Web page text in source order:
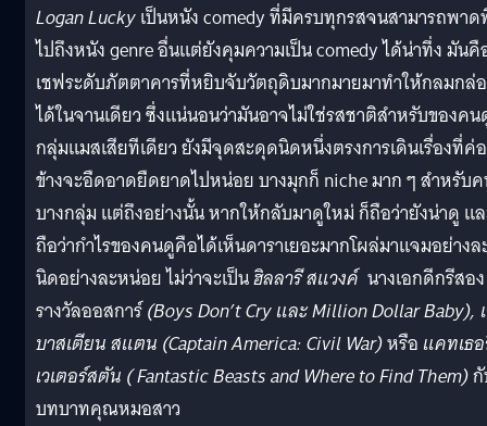
Logan Luckyเป็นหนัง comedy ที่มีครบทุกรสจนสามารถพา
ไปถึงหนัง genre อื่นแต่ยังคุมความเป็น comedy ได้น่าทึ่ง มันคื
เชฟระดับภัตตาคารที่หยิบจับวัตถุดิบมากมายมาทำให้กลมกล่
ได้ในจานเดียว ซึ่งแน่นอนว่ามันอาจไม่ใช่รสชาติสำหรับของค
กลุ่มแมสเสียทีเดียว ยังมีจุดสะดุดนิดหนึ่งตรงการเดินเรื่องที่ค่
ข้างจะอืดอาดยืดยาดไปหน่อย บางมุกก็ niche มาก ๆ สำหรับ
บางกลุ่ม แต่ถึงอย่างนั้น หากให้กลับมาดูใหม่ ก็ถือว่ายังน่าดู แ
ถือว่ากำไรของคนดูคือได้เห็นดาราเยอะมากโผล่มาแจมอย่างล
นิดอย่างละหน่อย ไม่ว่าจะเป็นฮิลลารี สแวงค์ นางเอกดีกรีสอง
รางวัลออสการ์(Boys Don’t Cry และ Million Dollar Baby),
บาสเตียน สแตน (Captain America: Civil War)หรือแคทเธ
เวเตอร์สตัน ( Fantastic Beasts and Where to Find Them)
บทบาทคุณหมอสาว